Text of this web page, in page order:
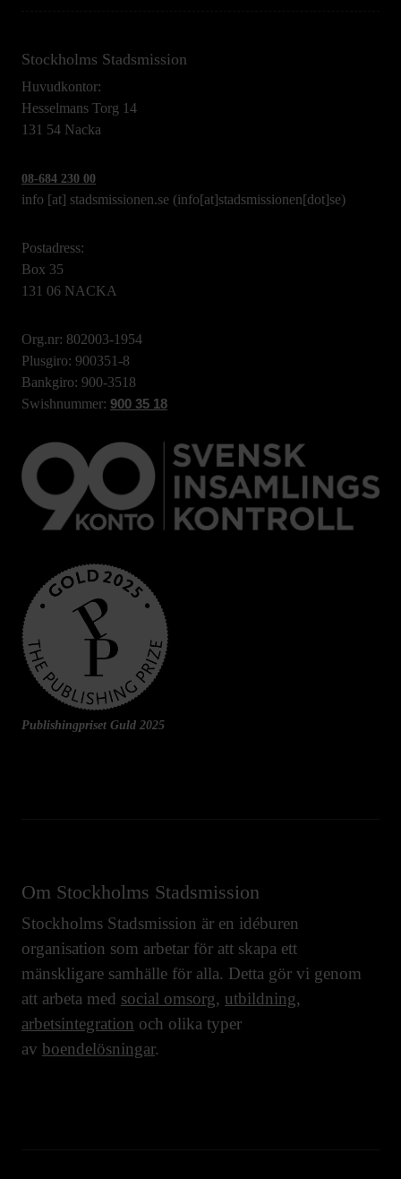
Stockholms Stadsmission
Huvudkontor:
Hesselmans Torg 14
131 54 Nacka
08-684 230 00
info [at] stadsmissionen.se (info[at]stadsmissionen[dot]se)
Postadress:
Box 35
131 06 NACKA
Org.nr: 802003-1954
Plusgiro: 900351-8
Bankgiro: 900-3518
Swishnummer: 900 35 18
Publishingpriset Guld 2025
Om Stockholms Stadsmission
Stockholms Stadsmission är en idéburen
organisation som arbetar för att skapa ett
mänskligare samhälle för alla. Detta gör vi genom
att arbeta med social omsorg, utbildning,
arbetsintegration och olika typer
av boendelösningar.